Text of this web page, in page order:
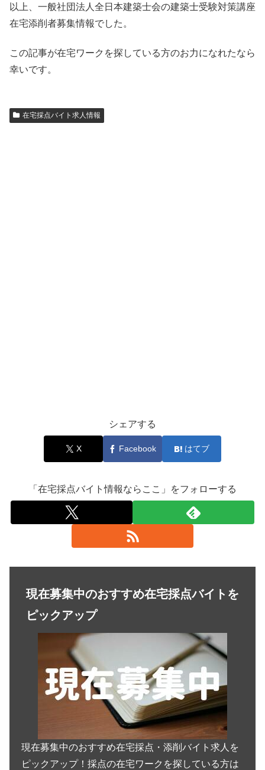
以上、一般社団法人全日本建築士会の建築士受験対策講座
在宅添削者募集情報でした。
この記事が在宅ワークを探している方のお力になれたなら
幸いです。
在宅採点バイト求人情報
シェアする
X Facebook はてブ
「在宅採点バイト情報ならここ」をフォローする
現在募集中のおすすめ在宅採点バイトを
ピックアップ
現在募集中のおすすめ在宅採点・添削バイト求人を
ピックアップ！採点の在宅ワークを探している方は